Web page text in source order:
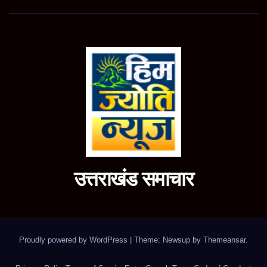
उत्तराखंड समाचार
Proudly powered by WordPress Theme: Newsup by Themeansar.